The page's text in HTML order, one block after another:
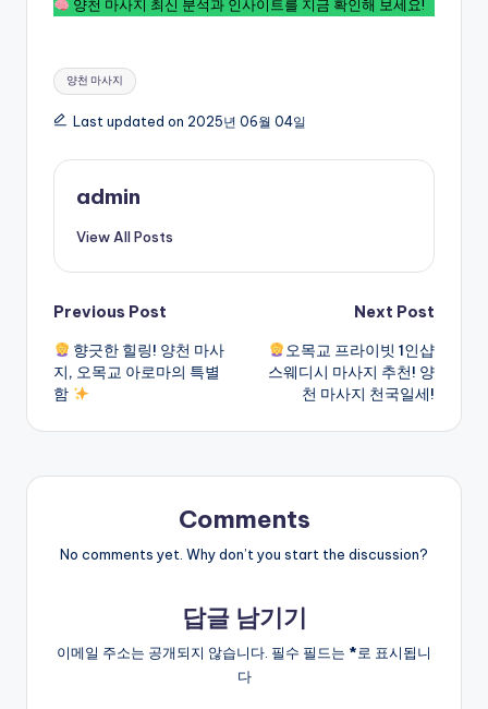
양천 마사지 최신 분석과 인사이트를 지금 확인해 보세요!
Tags:
양천 마사지
Last updated on 2025년 06월 04일
admin
View All Posts
Post
navigation
Previous Post
향긋한 힐링! 양천 마사
지, 오목교 아로마의 특별
함
Next Post
오목교 프라이빗 1인샵
스웨디시 마사지 추천! 양
천 마사지 천국일세!
Comments
No comments yet. Why don’t you start the discussion?
답글 남기기
이메일 주소는 공개되지 않습니다. 필수 필드는 *로 표시됩니
다